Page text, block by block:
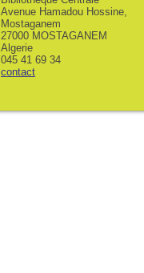
Avenue Hamadou Hossine,
Mostaganem
27000 MOSTAGANEM
Algerie
045 41 69 34
contact